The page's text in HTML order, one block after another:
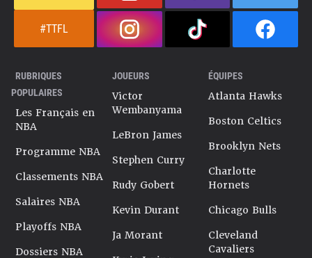
#TTFL
RUBRIQUES
POPULAIRES
Les Français en
NBA
Programme NBA
Classements NBA
Salaires NBA
Playoffs NBA
Dossiers NBA
JOUEURS
Victor
Wembanyama
LeBron James
Stephen Curry
Rudy Gobert
Kevin Durant
Ja Morant
ÉQUIPES
Atlanta Hawks
Boston Celtics
Brooklyn Nets
Charlotte
Hornets
Chicago Bulls
Cleveland
Cavaliers